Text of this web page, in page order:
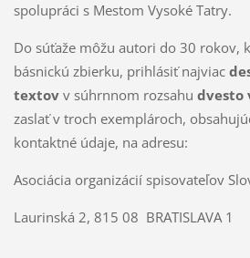
spolupráci s Mestom Vysoké Tatry.
Do súťaže môžu autori do 30 rokov,
básnickú zbierku, prihlásiť najviac
textovv súhrnnom rozsahu dvesto
zaslať v troch exemplároch,
kontaktné údaje, na adresu:
Asociácia organizácií spisovateľov
Laurinská 2, 815 08 BRATISLAVA 1